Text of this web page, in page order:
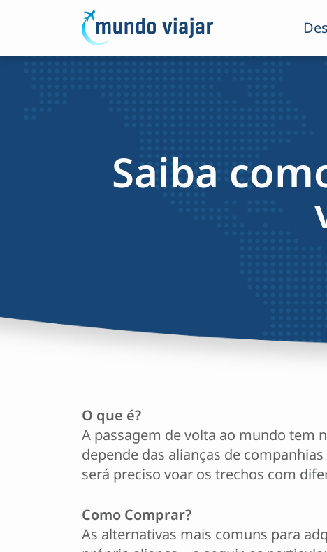
Saiba
O que é?
A passagem de volta ao mundo tem
depende das alianças de
será preciso voar os trechos com
Como Comprar?
As alternativas mais comuns para